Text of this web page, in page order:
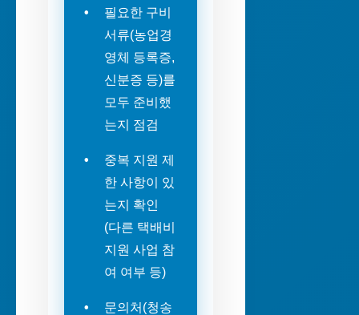
필요한 구비
서류(농업경
영체 등록증,
신분증 등)를
모두 준비했
는지 점검
중복 지원 제
한 사항이 있
는지 확인
(다른 택배비
지원 사업 참
여 여부 등)
문의처(청송